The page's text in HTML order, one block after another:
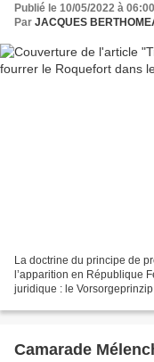
Publié le 10/05/2022 à 06:00
Par JACQUES
La doctrine du principe de
l’apparition en République
juridique : le
Camarade